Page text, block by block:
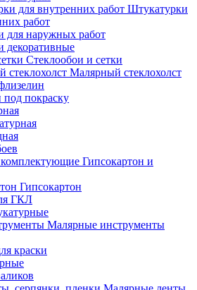
Штукатурки
работ
для наружных работ
декоративные
Стеклообои и сетки
Малярный стеклохолст
под покраску
Гипсокартон и
Гипсокартон
ГКЛ
Малярные инструменты
краски